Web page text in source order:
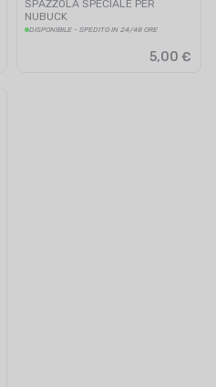
SPAZZOLA SPECIALE PER
NUBUCK
DISPONIBILE - SPEDITO IN 24/48 ORE
5,00 €